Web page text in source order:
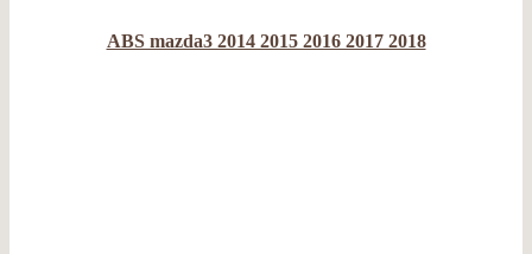
ABS mazda3 2014 2015 2016 2017 2018